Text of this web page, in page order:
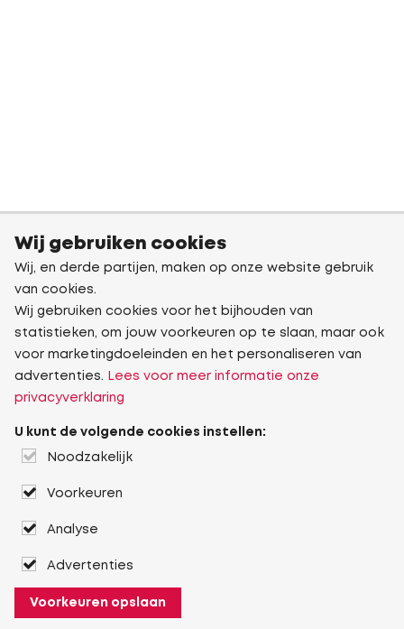
Wij gebruiken cookies
Wij, en derde partijen, maken op onze website gebruik
van cookies.
Wij gebruiken cookies voor het bijhouden van
statistieken, om jouw voorkeuren op te slaan, maar ook
voor marketingdoeleinden en het personaliseren van
advertenties.
Lees voor meer informatie onze
privacyverklaring
U kunt de volgende cookies instellen:
Noodzakelijk
Voorkeuren
Analyse
Advertenties
Voorkeuren opslaan